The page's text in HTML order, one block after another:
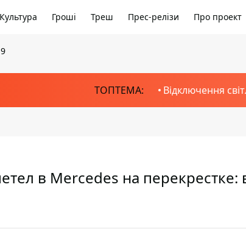
Культура Гроші Треш Прес-релізи Про проект
ТОПТЕМА: Відключення
в Mercedes на перекрестке: